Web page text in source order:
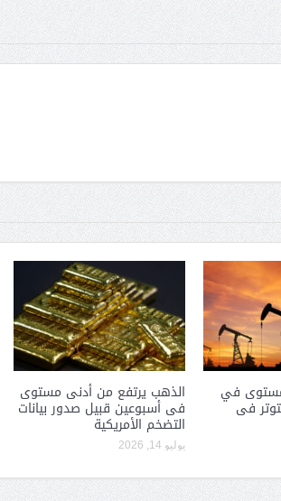
في
فى
الذهب يرتفع من أدنى مستوى
فى أسبوعين قبيل صدور بيانات
التضخم الأمريكية
يوليو 14, 2026